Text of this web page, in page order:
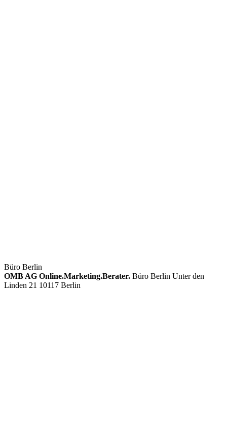
Büro Berlin
OMB AG Online.Marketing.Berater. Büro Berlin Unter den
Linden 21 10117 Berlin